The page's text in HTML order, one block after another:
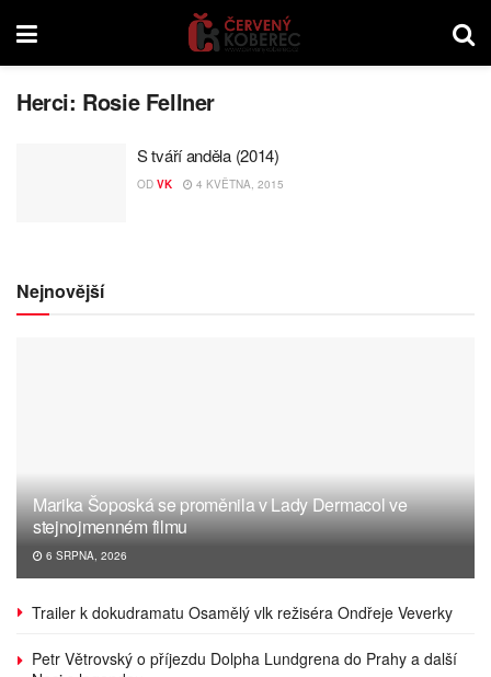
Herci: Rosie Fellner
S tváří anděla (2014)
OD VK 4 KVĚTNA, 2015
Nejnovější
Marika Šoposká se proměnila v Lady Dermacol ve
stejnojmenném filmu
6 SRPNA, 2026
Trailer k dokudramatu Osamělý vlk režiséra Ondřeje Veverky
Petr Větrovský o příjezdu Dolpha Lundgrena do Prahy a další